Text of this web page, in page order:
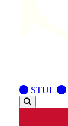
STUL